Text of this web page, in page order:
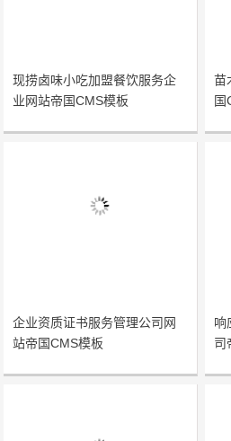
现捞卤味小吃加盟餐饮服务企
业网站帝国CMS模板
苗
国
企业资质证书服务管理公司网
站帝国CMS模板
响
司